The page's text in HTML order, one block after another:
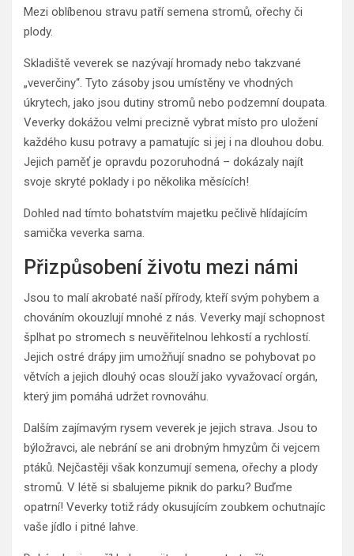
Mezi oblíbenou stravu patří semena stromů, ořechy či
plody.
Skladiště veverek se nazývají hromady nebo takzvané
„veverčiny“. Tyto zásoby jsou umístěny ve vhodných
úkrytech, jako jsou dutiny stromů nebo podzemní doupata.
Veverky dokážou velmi precizně vybrat místo pro uložení
každého kusu potravy a pamatujíc si jej i na dlouhou dobu.
Jejich paměť je opravdu pozoruhodná – dokázaly najít
svoje skryté poklady i po několika měsících!
Dohled nad tímto bohatstvím majetku pečlivě hlídajícím
samička veverka sama.
Přizpůsobení životu mezi námi
Jsou to malí akrobaté naší přírody, kteří svým pohybem a
chováním okouzlují mnohé z nás. Veverky mají schopnost
šplhat po stromech s neuvěřitelnou lehkostí a rychlostí.
Jejich ostré drápy jim umožňují snadno se pohybovat po
větvích a jejich dlouhý ocas slouží jako vyvažovací orgán,
který jim pomáhá udržet rovnováhu.
Dalším zajímavým rysem veverek je jejich strava. Jsou to
býložravci, ale nebrání se ani drobným hmyzům či vejcem
ptáků. Nejčastěji však konzumují semena, ořechy a plody
stromů. V létě si sbalujeme piknik do parku? Buďme
opatrní! Veverky totiž rády okusujícím zoubkem ochutnajíc
vaše jídlo i pitné lahve.